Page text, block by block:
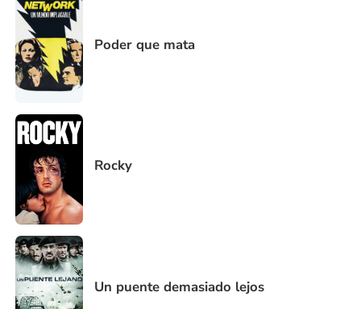
Poder que mata
Rocky
Un puente demasiado lejos